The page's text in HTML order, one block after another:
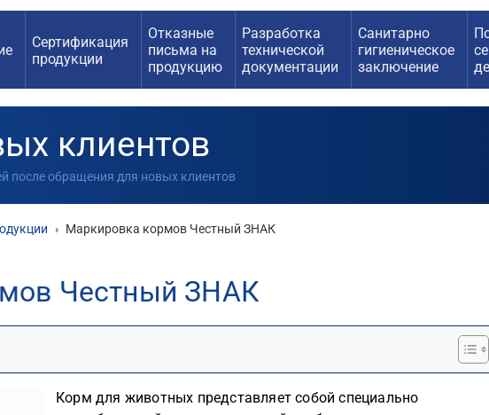
Сертификация
продукции
Отказные
письма на
продукцию
Разработка
технической
документации
Санитарно
гигиеническое
заключение
клиентов
после обращения для новых клиентов
› Маркировка кормов Честный ЗНАК
Честный ЗНАК
Корм для животных представляет собой специально